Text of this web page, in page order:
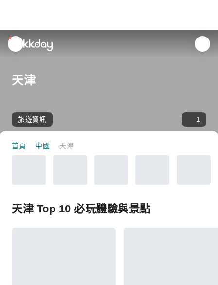
unread
notifications
天津
旅遊資訊 1
首頁 中國 天津
天津 Top 10 必玩體驗與景點